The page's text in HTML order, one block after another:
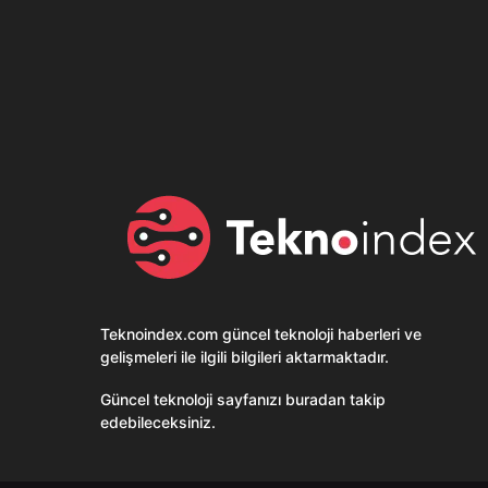
Teknoindex.com güncel teknoloji haberleri ve
gelişmeleri ile ilgili bilgileri aktarmaktadır.
Güncel teknoloji sayfanızı buradan takip
edebileceksiniz.